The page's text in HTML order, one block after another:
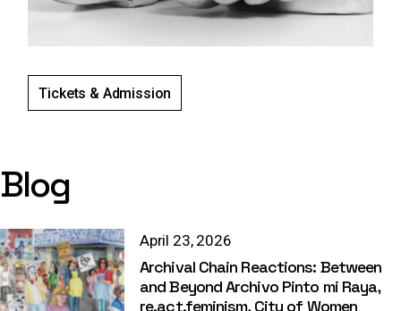
Tickets & Admission
Blog
April 23, 2026
Archival Chain Reactions: Between
and Beyond Archivo Pinto mi Raya,
re.act.feminism, City of Women